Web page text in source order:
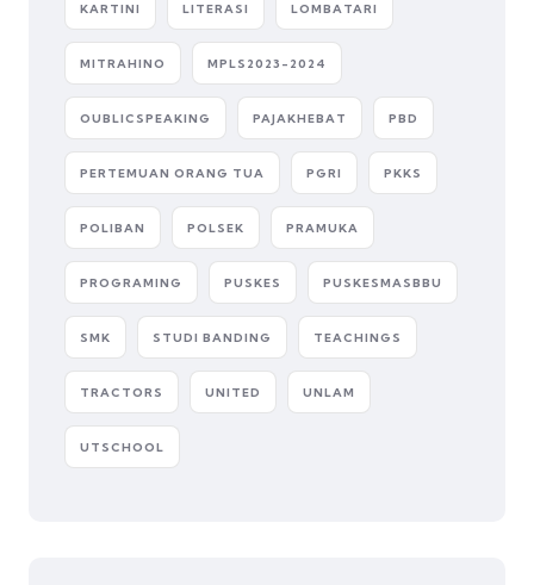
KARTINI LITERASI LOMBATARI
MITRAHINO MPLS2023-2024
OUBLICSPEAKING PAJAKHEBAT PBD
PERTEMUAN ORANG TUA PGRI PKKS
POLIBAN POLSEK PRAMUKA
PROGRAMING PUSKES PUSKESMASBBU
SMK STUDI BANDING TEACHINGS
TRACTORS UNITED UNLAM
UTSCHOOL